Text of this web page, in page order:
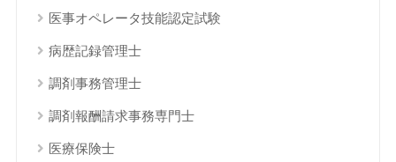
医事オペレータ技能認定試験
病歴記録管理士
調剤事務管理士
調剤報酬請求事務専門士
医療保険士